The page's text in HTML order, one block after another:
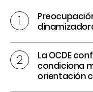
La OCDE
condiciona
orientación